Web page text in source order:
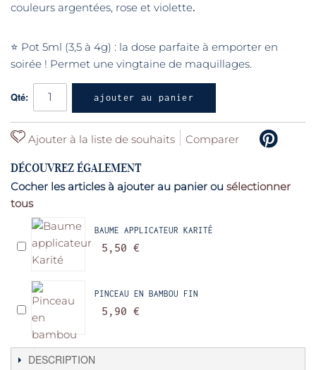
couleurs argentées, rose et violette.
⭐️ Pot 5ml (3,5 à 4g) : la dose parfaite à emporter en
soirée ! Permet une vingtaine de maquillages.
Qté: ajouter au panier
Ajouter à la liste de souhaits Comparer
DÉCOUVREZ ÉGALEMENT
Cocher les articles à ajouter au panier ou sélectionner
tous
BAUME APPLICATEUR KARITÉ
5,50 €
PINCEAU EN BAMBOU FIN
5,90 €
DESCRIPTION